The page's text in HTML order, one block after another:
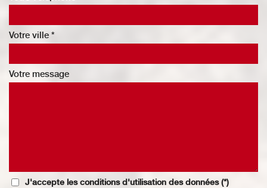
Votre ville *
Votre message
J'accepte les conditions d'utilisation des données (*)